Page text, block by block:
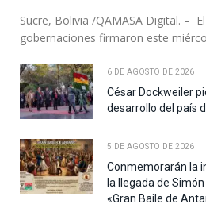
Sucre, Bolivia /QAMASA Digital. –
gobernaciones firmaron este
6 DE AGOSTO DE 2026
César Dockweiler
desarrollo del país
5 DE AGOSTO DE 2026
Conmemorarán la
la llegada de
«Gran Baile de